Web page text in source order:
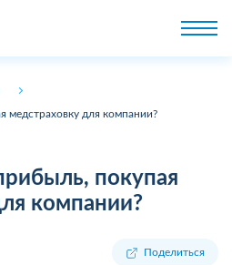
медстраховку для компании?
покупая
компании?
Поделиться